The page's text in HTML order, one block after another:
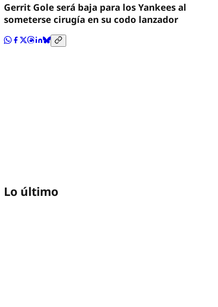
Gerrit Gole será baja para los Yankees al
someterse cirugía en su codo lanzador
Lo último